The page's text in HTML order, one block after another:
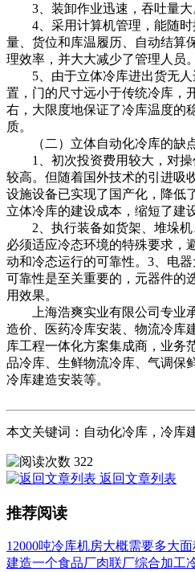
3、装卸作业迅速，吞吐量大
4、采用计算机管理，能随时
量、货位和库温履历、自动结算
理效率，并大大减少了管理人员。
5、由于立体冷库进出货无人
置，门的尺寸远小于传统冷库，
右，大限度地保证了冷库温度的
质。
（二）立体自动化冷库的缺点
1、初次投资费用较大，对操
较高。但随着国外技术的引进吸
设施设备已实现了国产化，降低
立体冷库的建设成本，缩短了建
2、执行装备如货架、堆垛机
必须适应冷态环境的特殊要求，
动和冷态运行的可靠性。3、电器
可靠性是至关重要的，元器件的
用效果。
上海浩爽实业有限公司专业
造价、医药冷库安装、物流冷库
库工程一体化方案集成商，业务
品冷库、生鲜物流冷库、气调保
冷库建造安装等。
本文关键词：自动化冷库，冷库
322
返回文章列表
推荐阅读
12000吨冷库机房大概需要多大面
建造一个食品厂肉联厂综合加工